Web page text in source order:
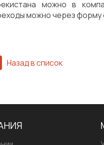
можно в
можно через форму
Назад в список